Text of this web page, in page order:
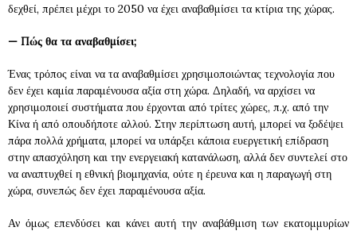
δεχθεί, πρέπει μέχρι το 2050 να έχει αναβαθμίσει τα κτίρια της χώρας.
— Πώς θα τα αναβαθμίσει;
Ένας τρόπος είναι να τα αναβαθμίσει χρησιμοποιώντας τεχνολογία που
δεν έχει καμία παραμένουσα αξία στη χώρα. Δηλαδή, να αρχίσει να
χρησιμοποιεί συστήματα που έρχονται από τρίτες χώρες, π.χ. από την
Κίνα ή από οπουδήποτε αλλού. Στην περίπτωση αυτή, μπορεί να ξοδέψει
πάρα πολλά χρήματα, μπορεί να υπάρξει κάποια ευεργετική επίδραση
στην απασχόληση και την ενεργειακή κατανάλωση, αλλά δεν συντελεί στο
να αναπτυχθεί η εθνική βιομηχανία, ούτε η έρευνα και η παραγωγή στη
χώρα, συνεπώς δεν έχει παραμένουσα αξία.
Αν όμως επενδύσει και κάνει αυτή την αναβάθμιση των εκατομμυρίων